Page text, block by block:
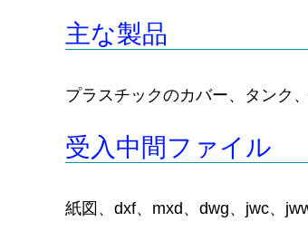
主な製品
プラスチックのカバー、タンク
受入中間ファイル
紙図、dxf、mxd、dwg、jwc、